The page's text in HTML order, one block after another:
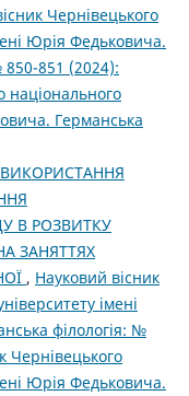
Чернівецького
Юрія Федьковича.
850-851 (2024):
національного
Германська
ВИКОРИСТАННЯ
В РОЗВИТКУ
ЗАНЯТТЯХ
, Науковий вісник
імені
філологія: №
Чернівецького
Юрія Федьковича.